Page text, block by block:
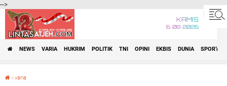
-->
KAMIS
6•08•2026
NEWS VARIA HUKRIM POLITIK TNI OPINI EKBIS DUNIA SPORT
› varia